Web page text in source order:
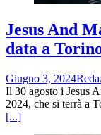
Jesus And
data a
Giugno 3, 2024
Il 30 agosto i Jesus
2024, che si terrà a
[...]